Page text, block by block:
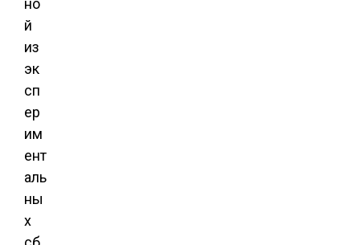
но
й
из
эк
сп
ер
им
ент
аль
ны
х